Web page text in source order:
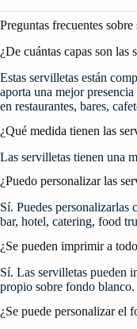
Preguntas frecuentes
¿De cuántas capas son las
Estas servilletas están
aporta una mejor
en restaurantes, bares,
¿Qué medida tienen las
Las servilletas tienen una
¿Puedo personalizar las
Sí. Puedes personalizarlas
bar, hotel, catering, food
¿Se pueden imprimir a
Sí. Las servilletas pueden
propio sobre fondo blanco.
¿Se puede personalizar el